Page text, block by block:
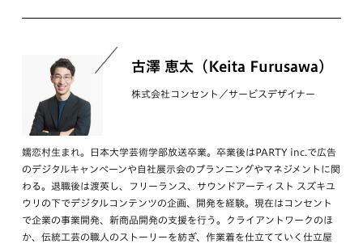
古澤 恵太（Keita Furusawa）
株式会社コンセント／サービスデザイナー
嬬恋村生まれ。日本大学芸術学部放送卒業。卒業後はPARTY inc.で広告
のデジタルキャンペーンや自社展示会のプランニングやマネジメントに関
わる。退職後は渡英し、フリーランス、サウンドアーティスト スズキユ
ウリの下でデジタルコンテンツの企画、開発を経験。現在はコンセント
で企業の事業開発、新商品開発の支援を行う。クライアントワークのほ
か、伝統工芸の職人のストーリーを紡ぎ、作業着を仕立てていく仕立屋